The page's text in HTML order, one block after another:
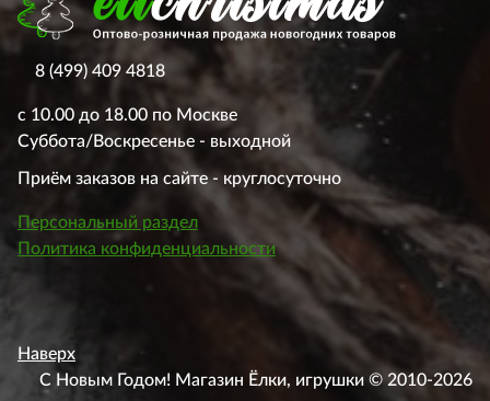
8 (499) 409 4818
с 10.00 до 18.00 по Москве
Суббота/Воскресенье - выходной
Приём заказов на сайте - круглосуточно
Персональный раздел
Политика конфиденциальности
Наверх
С Новым Годом! Магазин Ёлки, игрушки © 2010-2026